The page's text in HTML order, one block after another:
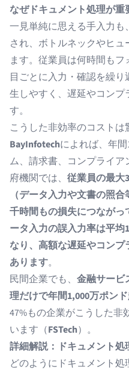
なぜドキュメント処理が重
一見単純に思える手入力
され、ボトルネックやヒ
ます。従業員は何時間も
目ごとに入力・確認を繰
生しやすく、遅延やコンプ
す。
こうした非効率のコストは
BayInfotechによれば、年
ム、請求書、コンプライ
府機関では、 従業員の最大
（データ入力や文書の照
千時間もの損失につながっ
ータ入力の誤入力率は平均
なり、高額な遅延やコン
あります。
民間企業でも、 金融サービ
理だけで年間1,000万ポン
47%もの企業がこうした非
います（FSTech）。
詳細解説：ドキュメント処
どのようにドキュメント